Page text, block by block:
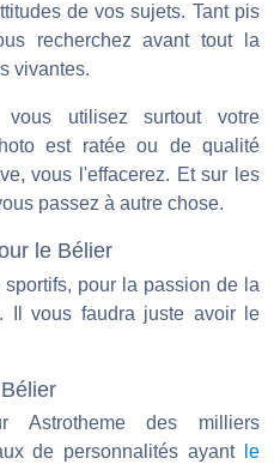
de vos sujets. Tant pis
recherchez avant tout la
vivantes.
utilisez surtout votre
est ratée ou de qualité
vous l'effacerez. Et sur les
passez à autre chose.
le Bélier
pour la passion de la
Il vous faudra juste avoir le
Astrotheme des milliers
de personnalités ayant
le